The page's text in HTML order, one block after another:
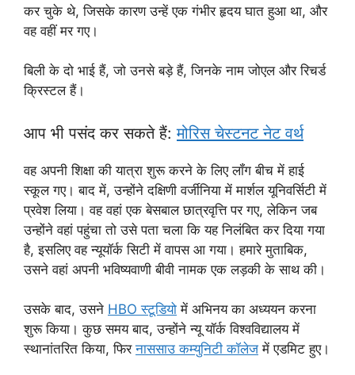
कर चुके थे, जिसके कारण उन्हें एक गंभीर हृदय घात हुआ था, और
वह वहीं मर गए।
बिली के दो भाई हैं, जो उनसे बड़े हैं, जिनके नाम जोएल और रिचर्ड
क्रिस्टल हैं।
आप भी पसंद कर सकते हैं:मोरिस चेस्टनट नेट वर्थ
वह अपनी शिक्षा की यात्रा शुरू करने के लिए लॉंग बीच में हाई
स्कूल गए। बाद में, उन्होंने दक्षिणी वर्जीनिया में मार्शल यूनिवर्सिटी में
प्रवेश लिया। वह वहां एक बेसबाल छात्रवृत्ति पर गए, लेकिन जब
उन्होंने वहां पहुंचा तो उसे पता चला कि यह निलंबित कर दिया गया
है, इसलिए वह न्यूयॉर्क सिटी में वापस आ गया। हमारे मुताबिक,
उसने वहां अपनी भविष्यवाणी बीवी नामक एक लड़की के साथ की।
उसके बाद, उसने HBO स्टूडियो में अभिनय का अध्ययन करना
शुरू किया। कुछ समय बाद, उन्होंने न्यू यॉर्क विश्वविद्यालय में
स्थानांतरित किया, फिरनाससाउ कम्युनिटी कॉलेज में एडमिट हुए।